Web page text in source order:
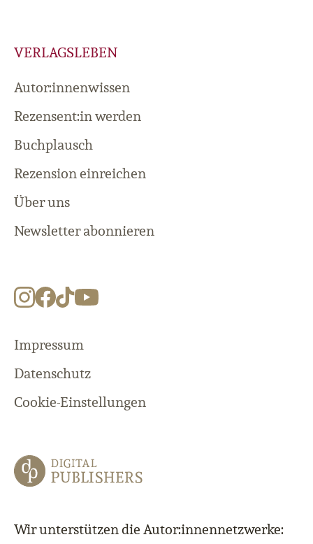
VERLAGSLEBEN
Autor:innenwissen
Rezensent:in werden
Buchplausch
Rezension einreichen
Über uns
Newsletter abonnieren
Impressum
Datenschutz
Cookie-Einstellungen
Wir unterstützen die Autor:innennetzwerke: